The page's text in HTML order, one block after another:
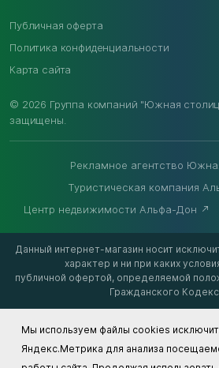
© 2026 Группа компаний "Южная
защищены.
Публичная оферта
Политика конфиденциальности
Карта сайта
Рекламное агентство
Туристическая компания
Центр недвижимости Альфа-Дон
Данный интернет-магазин носит
характер и ни при каких
публичной офертой, определяемой
Гражданского
Мы используем файлы cookies
Яндекс.Метрика для анализа